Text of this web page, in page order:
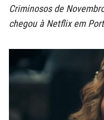
Criminosos de
chegou à Netflix em